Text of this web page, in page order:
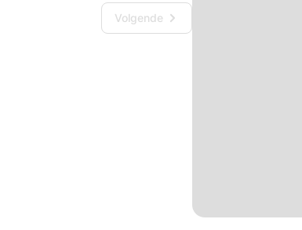
- studievaardigheden Er
zaterdag en in de
Volgende